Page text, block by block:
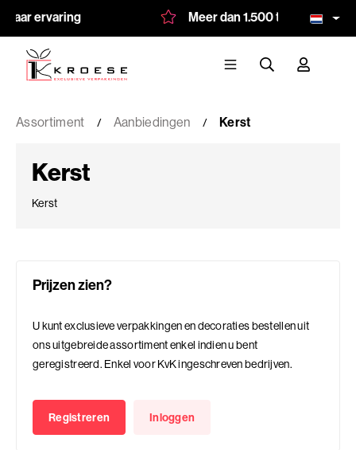
Meer dan 1.500 tevreden klanten
Assortiment Aanbiedingen Kerst
Kerst
Kerst
Prijzen zien?
U kunt exclusieve verpakkingen en decoraties bestellen uit
ons uitgebreide assortiment enkel indien u bent
geregistreerd. Enkel voor KvK ingeschreven bedrijven.
Registreren Inloggen